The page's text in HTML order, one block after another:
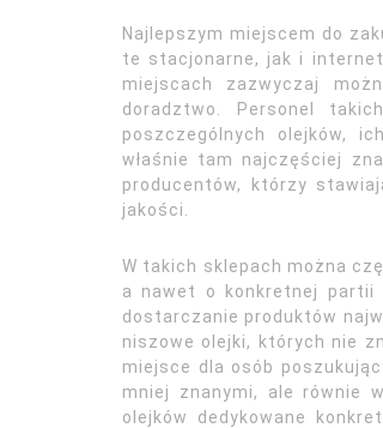
Najlepszym miejscem do
te stacjonarne, jak i
miejscach zazwyczaj
doradztwo. Personel
poszczególnych olejków,
właśnie tam najczęściej
producentów, którzy
jakości.
W takich sklepach można
a nawet o konkretnej partii
dostarczanie produktów
niszowe olejki, których nie
miejsce dla osób
mniej znanymi, ale równie
olejków dedykowane